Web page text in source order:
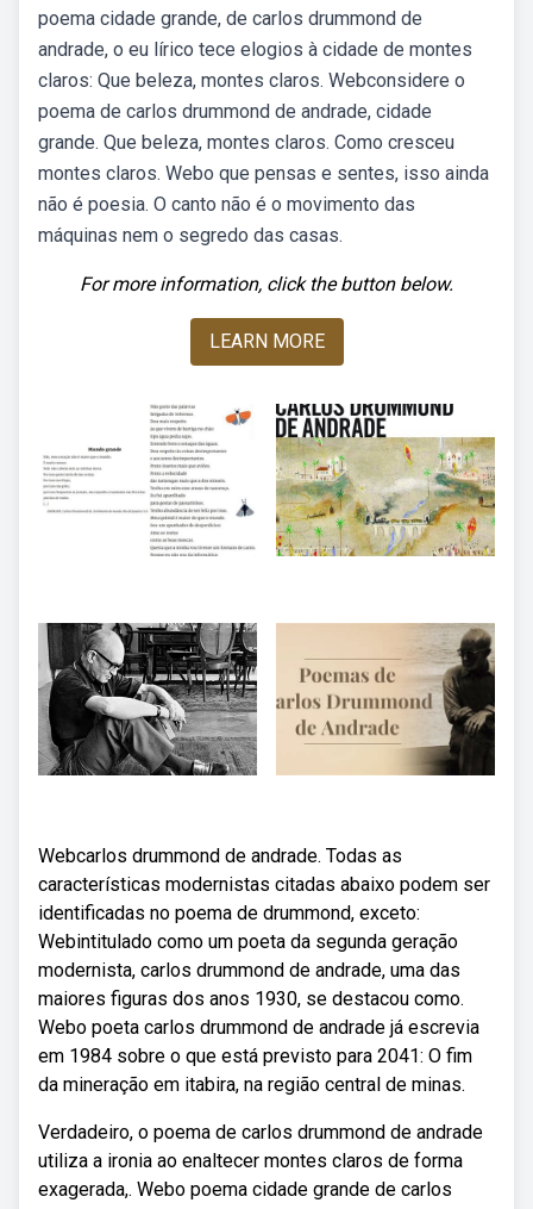
poema cidade grande, de carlos drummond de
andrade, o eu lírico tece elogios à cidade de montes
claros: Que beleza, montes claros. Webconsidere o
poema de carlos drummond de andrade, cidade
grande. Que beleza, montes claros. Como cresceu
montes claros. Webo que pensas e sentes, isso ainda
não é poesia. O canto não é o movimento das
máquinas nem o segredo das casas.
For more information, click the button below.
LEARN MORE
Webcarlos drummond de andrade. Todas as
características modernistas citadas abaixo podem ser
identificadas no poema de drummond, exceto:
Webintitulado como um poeta da segunda geração
modernista, carlos drummond de andrade, uma das
maiores figuras dos anos 1930, se destacou como.
Webo poeta carlos drummond de andrade já escrevia
em 1984 sobre o que está previsto para 2041: O fim
da mineração em itabira, na região central de minas.
Verdadeiro, o poema de carlos drummond de andrade
utiliza a ironia ao enaltecer montes claros de forma
exagerada,. Webo poema cidade grande de carlos